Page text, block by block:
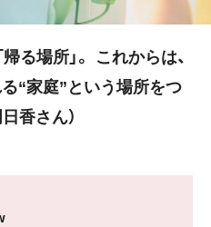
る場所」。 これからは、
“家庭”という場所をつ
香さん）